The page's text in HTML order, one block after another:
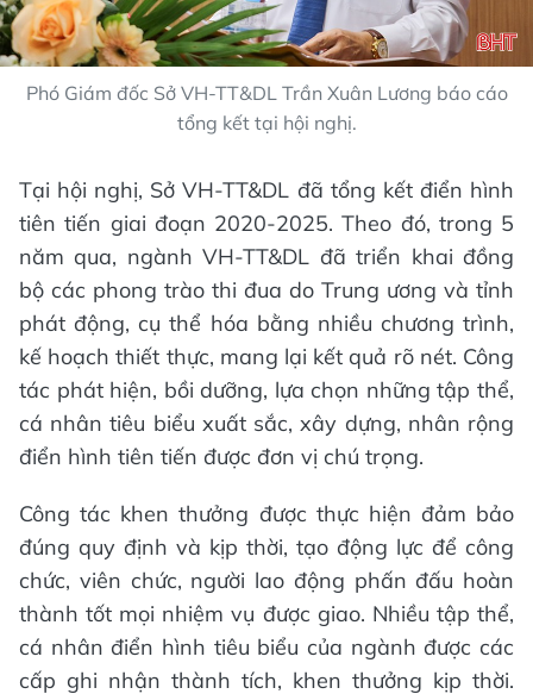
Phó Giám đốc Sở VH-TT&DL Trần Xuân Lương báo cáo
tổng kết tại hội nghị.
Tại hội nghị, Sở VH-TT&DL đã tổng kết điển hình
tiên tiến giai đoạn 2020-2025. Theo đó, trong 5
năm qua, ngành VH-TT&DL đã triển khai đồng
bộ các phong trào thi đua do Trung ương và tỉnh
phát động, cụ thể hóa bằng nhiều chương trình,
kế hoạch thiết thực, mang lại kết quả rõ nét. Công
tác phát hiện, bồi dưỡng, lựa chọn những tập thể,
cá nhân tiêu biểu xuất sắc, xây dựng, nhân rộng
điển hình tiên tiến được đơn vị chú trọng.
Công tác khen thưởng được thực hiện đảm bảo
đúng quy định và kịp thời, tạo động lực để công
chức, viên chức, người lao động phấn đấu hoàn
thành tốt mọi nhiệm vụ được giao. Nhiều tập thể,
cá nhân điển hình tiêu biểu của ngành được các
cấp ghi nhận thành tích, khen thưởng kịp thời.